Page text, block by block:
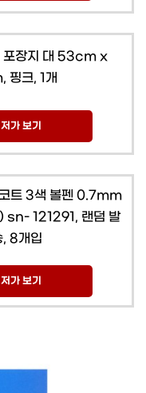
포장지 대 53cm x
핑크, 1개
가 보기
트 3색 볼펜 0.7mm
121291, 랜덤 발
, 8개입
가 보기